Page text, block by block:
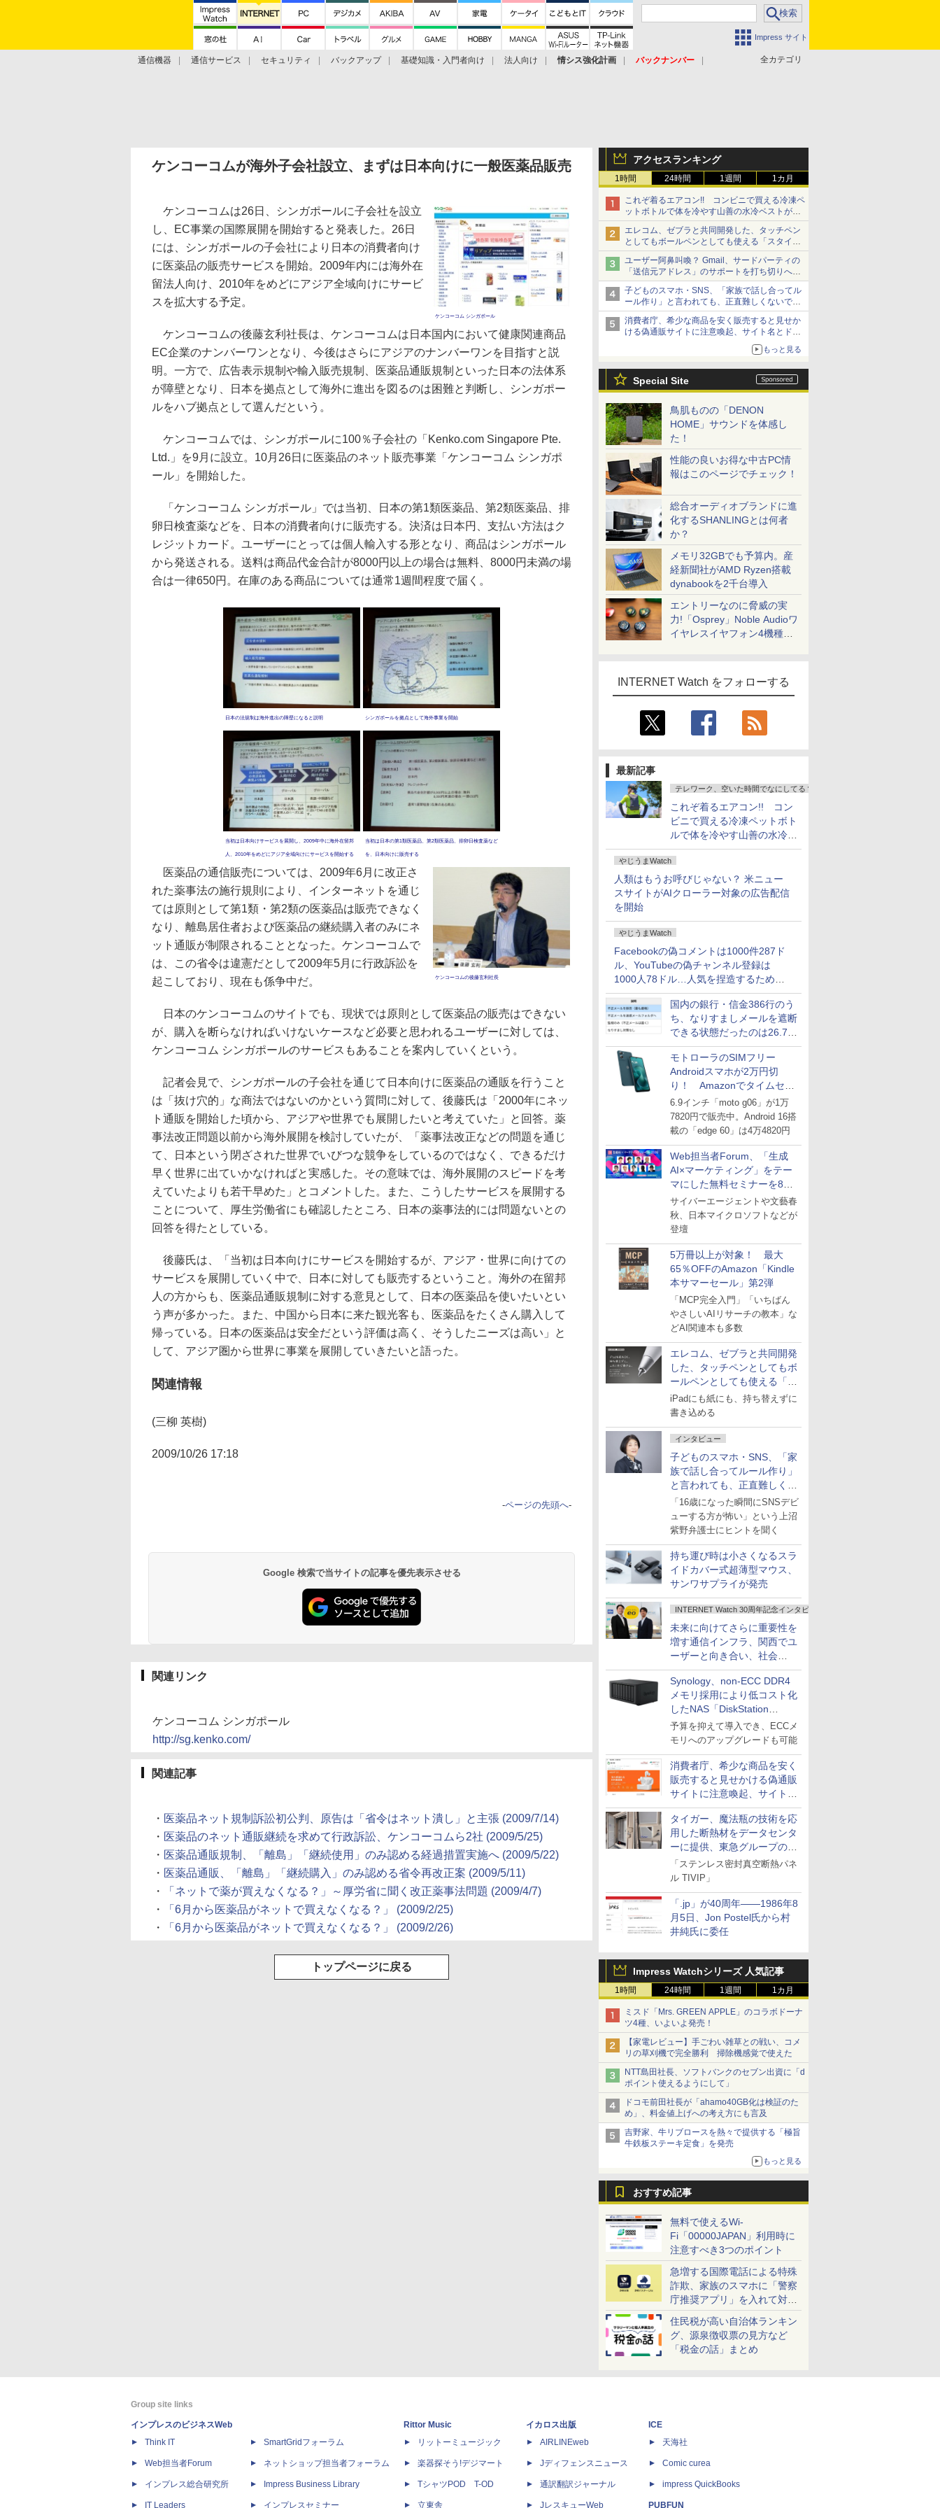
Impress サイト
全カテゴリ
通信機器 通信サービス セキュリティ バックアップ 基礎知識・入門者向け 法人向け 情シス強化計画
バックナンバー
アクセスランキング
1時間 24時間 1週間 1カ月
これぞ着るエアコン!! コンビニで買える冷凍ペ
ットボトルで体を冷やす山善の水冷ベストがロ
ードバイクにちょうどいい【ぼっち・ざ・ろー
ど！その14】【空いた時間でなにしてる？】
エレコム、ゼブラと共同開発した、タッチペン
としてもボールペンとしても使える「スタイラ
スツーウェイ」発売 iPadにも紙にも、持ち替
えずに書き込める
ユーザー阿鼻叫喚？ Gmail、サードパーティの
「送信元アドレス」のサポートを打ち切りへ
【やじうまWatch】
子どものスマホ・SNS、「家族で話し合ってル
ール作り」と言われても、正直難しくないです
か？ 「16歳になった瞬間にSNSデビューする
方が怖い」という上沼紫野弁護士にヒントを聞
く
消費者庁、希少な商品を安く販売すると見せか
ける偽通販サイトに注意喚起、サイト名とドメ
もっと見る
Special Site
鳥肌ものの「DENON
HOME」サウンドを体感し
た！
性能の良いお得な中古PC情
報はこのページでチェック！
総合オーディオブランドに進
化するSHANLINGとは何者
か？
メモリ32GBでも予算内。産
経新聞社がAMD Ryzen搭載
dynabookを2千台導入
エントリーなのに脅威の実
力!「Osprey」Noble Audioワ
イヤレスイヤフォン4機種を
INTERNET Watch をフォローする
最新記事
テレワーク、空いた時間でなにしてる？
これぞ着るエアコン!! コン
ビニで買える冷凍ペットボト
ルで体を冷やす山善の水冷ベ
ストがロードバイクにちょう
どいい【ぼっち・ざ・ろー
ど！その14】
やじうまWatch
人類はもうお呼びじゃない？ 米ニュー
スサイトがAIクローラー対象の広告配信
を開始
やじうまWatch
Facebookの偽コメントは1000件287ド
ル、YouTubeの偽チャンネル登録は
1000人78ドル…人気を捏造するための
価格リストが公開中
国内の銀行・信金386行のう
ち、なりすましメールを遮断
できる状態だったのは26.7％
にとどまる～GMOブランド
セキュリティ調査
モトローラのSIMフリー
Androidスマホが2万円切
り！ Amazonでタイムセー
ル
6.9インチ「moto g06」が1万
7820円で販売中。Android 16搭
載の「edge 60」は4万4820円
Web担当者Forum、「生成
AI×マーケティング」をテー
マにした無料セミナーを8月
27日にオンライン開催
サイバーエージェントや文藝春
秋、日本マイクロソフトなどが
登壇
5万冊以上が対象！ 最大
65％OFFのAmazon「Kindle
本サマーセール」第2弾
「MCP完全入門」「いちばん
やさしいAIリサーチの教本」な
どAI関連本も多数
エレコム、ゼブラと共同開発
した、タッチペンとしてもボ
ールペンとしても使える「ス
タイラスツーウェイ」発売
iPadにも紙にも、持ち替えずに
書き込める
インタビュー
子どものスマホ・SNS、「家
族で話し合ってルール作り」
と言われても、正直難しくな
いですか？
「16歳になった瞬間にSNSデビ
ューする方が怖い」という上沼
紫野弁護士にヒントを聞く
持ち運び時は小さくなるスラ
イドカバー式超薄型マウス、
サンワサプライが発売
INTERNET Watch 30周年記念インタビュー
未来に向けてさらに重要性を
増す通信インフラ、関西でユ
ーザーと向き合い、社会
の“あたらしい”を起動し続け
る～オプテージ
Synology、non-ECC DDR4
メモリ採用により低コスト化
したNAS「DiskStation
neo+」シリーズ
予算を抑えて導入でき、ECCメ
モリへのアップグレードも可能
消費者庁、希少な商品を安く
販売すると見せかける偽通販
サイトに注意喚起、サイト名
とドメイン名を公表
タイガー、魔法瓶の技術を応
用した断熱材をデータセンタ
ーに提供、東急グループの実
証実験で
「ステンレス密封真空断熱パネ
ル TIVIP」
「.jp」が40周年――1986年8
月5日、Jon Postel氏から村
井純氏に委任
Impress Watchシリーズ 人気記事
1時間 24時間 1週間 1カ月
ミスド「Mrs. GREEN APPLE」のコラボドーナ
ツ4種、いよいよ発売！
【家電レビュー】手ごわい雑草との戦い、コメ
リの草刈機で完全勝利 掃除機感覚で使えた
NTT島田社長、ソフトバンクのセブン出資に「d
ポイント使えるようにして」
ドコモ前田社長が「ahamo40GB化は検証のた
め」、料金値上げへの考え方にも言及
吉野家、牛リブロースを熱々で提供する「極旨
牛鉄板ステーキ定食」を発売
もっと見る
おすすめ記事
無料で使えるWi-
Fi「00000JAPAN」利用時に
注意すべき3つのポイント
急増する国際電話による特殊
詐欺、家族のスマホに「警察
庁推奨アプリ」を入れて対策
しよう！
住民税が高い自治体ランキン
グ、源泉徴収票の見方など
「税金の話」まとめ
ケンコーコムが海外子会社設立、まずは日本向けに一般医薬品販売
ケンコーコム シンガポール
ケンコーコムは26日、シンガポールに子会社を設立
し、EC事業の国際展開を開始すると発表した。26日
には、シンガポールの子会社により日本の消費者向け
に医薬品の販売サービスを開始。2009年内には海外在
留法人向け、2010年をめどにアジア全域向けにサービ
スを拡大する予定。
ケンコーコムの後藤玄利社長は、ケンコーコムは日本国内において健康関連商品
EC企業のナンバーワンとなり、今後はさらにアジアのナンバーワンを目指すと説
明。一方で、広告表示規制や輸入販売規制、医薬品通販規制といった日本の法体系
が障壁となり、日本を拠点として海外に進出を図るのは困難と判断し、シンガポー
ルをハブ拠点として選んだという。
ケンコーコムでは、シンガポールに100％子会社の「Kenko.com Singapore Pte.
Ltd.」を9月に設立。10月26日に医薬品のネット販売事業「ケンコーコム シンガポ
ール」を開始した。
「ケンコーコム シンガポール」では当初、日本の第1類医薬品、第2類医薬品、排
卵日検査薬などを、日本の消費者向けに販売する。決済は日本円、支払い方法はク
レジットカード。ユーザーにとっては個人輸入する形となり、商品はシンガポール
から発送される。送料は商品代金合計が8000円以上の場合は無料、8000円未満の場
合は一律650円。在庫のある商品については通常1週間程度で届く。
日本の法規制は海外進出の障壁になると説明 シンガポールを拠点として海外事業を開始
当初は日本向けサービスを展開し、2009年中に海外在留邦
人、2010年をめどにアジア全域向けにサービスを開始する
当初は日本の第1類医薬品、第2類医薬品、排卵日検査薬など
を、日本向けに販売する
ケンコーコムの後藤玄利社長
医薬品の通信販売については、2009年6月に改正さ
れた薬事法の施行規則により、インターネットを通じ
ては原則として第1類・第2類の医薬品は販売できなく
なり、離島居住者および医薬品の継続購入者のみにネ
ット通販が制限されることとなった。ケンコーコムで
は、この省令は違憲だとして2009年5月に行政訴訟を
起こしており、現在も係争中だ。
日本のケンコーコムのサイトでも、現状では原則として医薬品の販売はできない
が、購入を断らなければいけないケースなど必要と思われるユーザーに対しては、
ケンコーコム シンガポールのサービスもあることを案内していくという。
記者会見で、シンガポールの子会社を通じて日本向けに医薬品の通販を行うこと
は「抜け穴的」な商法ではないのかという質問に対して、後藤氏は「2000年にネッ
ト通販を開始した頃から、アジアや世界でも展開したいと考えていた」と回答。薬
事法改正問題以前から海外展開を検討していたが、「薬事法改正などの問題を通じ
て、日本という閉ざされた世界でいびつな競争をしているのではなく、できるだけ
早く世界に出ていかなければと実感した。その意味では、海外展開のスピードを考
えていたよりも若干早めた」とコメントした。また、こうしたサービスを展開する
ことについて、厚生労働省にも確認したところ、日本の薬事法的には問題ないとの
回答を得たとしている。
後藤氏は、「当初は日本向けにサービスを開始するが、アジア・世界に向けての
サービスを展開していく中で、日本に対しても販売するということ。海外の在留邦
人の方からも、医薬品通販規制に対する意見として、日本の医薬品を使いたいとい
う声が多かった。また、中国から日本に来た観光客も、医薬品をたくさん購入して
帰っている。日本の医薬品は安全だという評価は高く、そうしたニーズは高い」と
して、アジア圏から世界に事業を展開していきたいと語った。
関連情報
(三柳 英樹)
2009/10/26 17:18
-ページの先頭へ-
Google 検索で当サイトの記事を優先表示させる
関連リンク
ケンコーコム シンガポール
http://sg.kenko.com/
関連記事
・ 医薬品ネット規制訴訟初公判、原告は「省令はネット潰し」と主張 (2009/7/14)
・ 医薬品のネット通販継続を求めて行政訴訟、ケンコーコムら2社 (2009/5/25)
・ 医薬品通販規制、「離島」「継続使用」のみ認める経過措置実施へ (2009/5/22)
・ 医薬品通販、「離島」「継続購入」のみ認める省令再改正案 (2009/5/11)
・
「ネットで薬が買えなくなる？」～厚労省に聞く改正薬事法問題 (2009/4/7)
・
「6月から医薬品がネットで買えなくなる？」 (2009/2/25)
・
「6月から医薬品がネットで買えなくなる？」 (2009/2/26)
トップページに戻る
Group site links
インプレスのビジネスWeb
Think IT
Web担当者Forum
インプレス総合研究所
IT Leaders
SmartGridフォーラム
ネットショップ担当者フォーラム
Impress Business Library
インプレスセミナー
Rittor Music
リットーミュージック
楽器探そう!デジマート
TシャツPOD T-OD
立東舎
イカロス出版
AIRLINEweb
Jディフェンスニュース
通訳翻訳ジャーナル
JレスキューWeb
ICE
天海社
Comic curea
impress QuickBooks
PUBFUN